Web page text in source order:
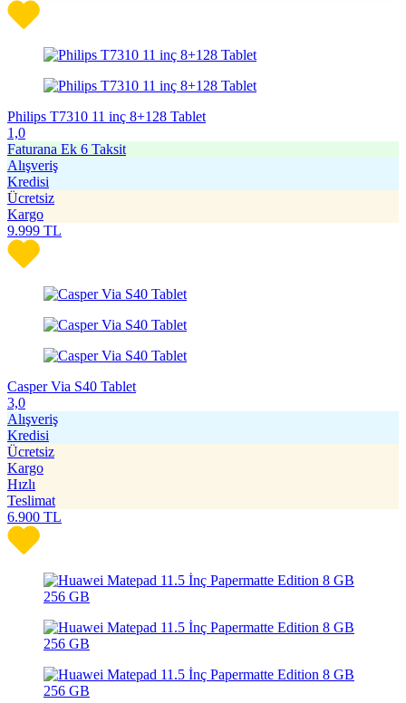
Philips T7310 11 inç 8+128 Tablet
1,0
Faturana Ek 6 Taksit
Alışveriş
Kredisi
Ücretsiz
Kargo
9.999 TL
Casper Via S40 Tablet
3,0
Alışveriş
Kredisi
Ücretsiz
Kargo
Hızlı
Teslimat
6.900 TL